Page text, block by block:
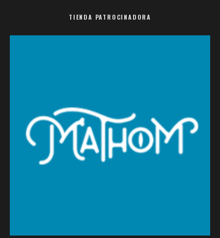
TIENDA PATROCINADORA